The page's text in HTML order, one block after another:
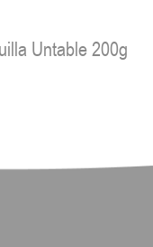
Untable 200g